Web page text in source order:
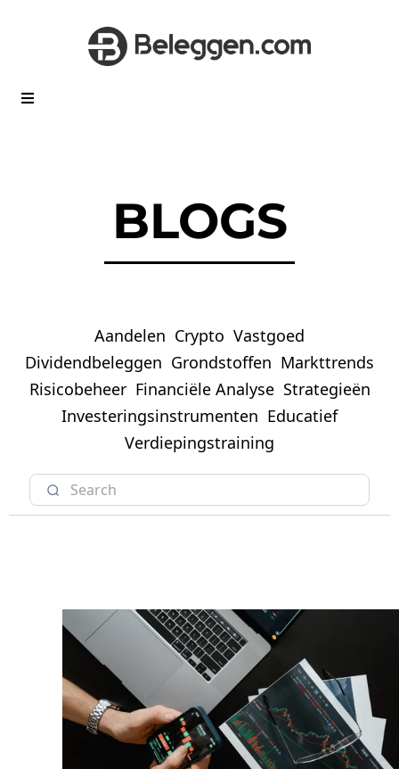
BLOGS
Aandelen Crypto Vastgoed
Dividendbeleggen Grondstoffen Markttrends
Risicobeheer Financiële Analyse Strategieën
Investeringsinstrumenten Educatief
Verdiepingstraining